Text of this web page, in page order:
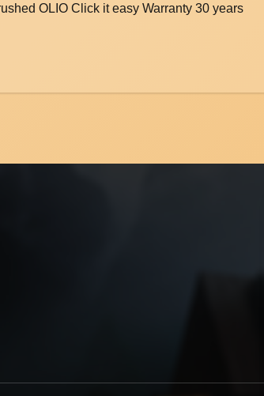
OLIO Click it easy Warranty 30 years